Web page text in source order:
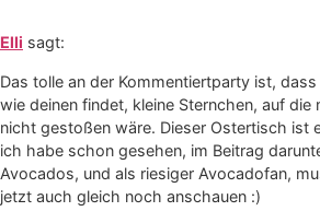
Elli sagt:
Das tolle an der Kommentiertparty ist,
wie deinen findet, kleine Sternchen, auf die
nicht gestoßen wäre. Dieser Ostertisch ist
ich habe schon gesehen, im Beitrag
Avocados, und als riesiger Avocadofan,
jetzt auch gleich noch anschauen :)